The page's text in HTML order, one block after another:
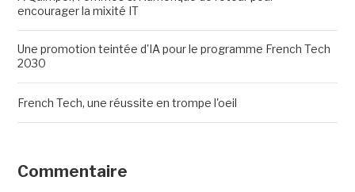
encourager la mixité IT
Une promotion teintée d'IA pour le programme French Tech
2030
French Tech, une réussite en trompe l'oeil
Commentaire